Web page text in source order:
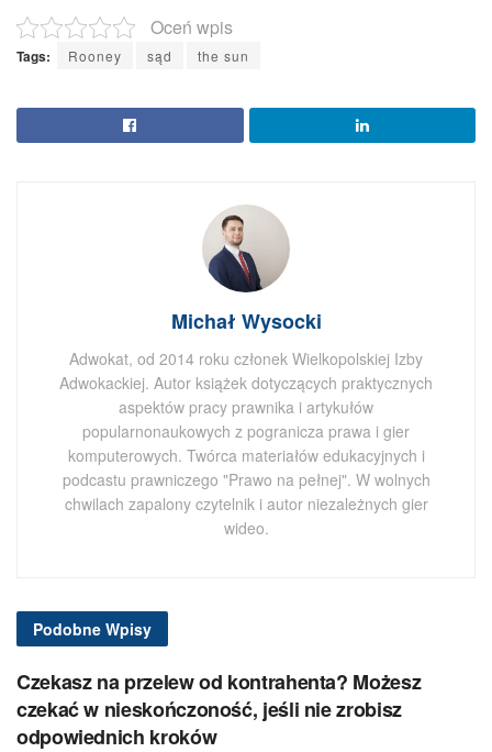
Oceń wpis
Tags: Rooney sąd the sun
Michał Wysocki
Adwokat, od 2014 roku członek Wielkopolskiej Izby
Adwokackiej. Autor książek dotyczących praktycznych
aspektów pracy prawnika i artykułów
popularnonaukowych z pogranicza prawa i gier
komputerowych. Twórca materiałów edukacyjnych i
podcastu prawniczego "Prawo na pełnej". W wolnych
chwilach zapalony czytelnik i autor niezależnych gier
wideo.
Podobne Wpisy
Czekasz na przelew od kontrahenta? Możesz
czekać w nieskończoność, jeśli nie zrobisz
odpowiednich kroków